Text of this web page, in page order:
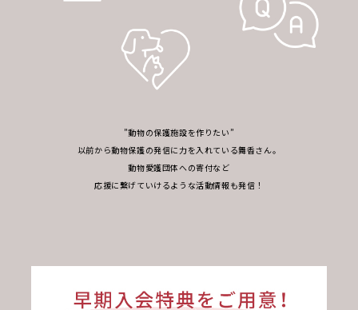
”動物の保護施設を作りたい”
以前から動物保護の発信に力を入れている舞香さん。
動物愛護団体への寄付など
応援に繋げていけるような活動情報も発信！